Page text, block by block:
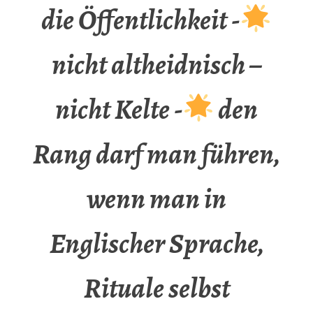
die Öffentlichkeit -
nicht altheidnisch –
nicht Kelte -
den
Rang darf man führen,
wenn man in
Englischer Sprache,
Rituale selbst